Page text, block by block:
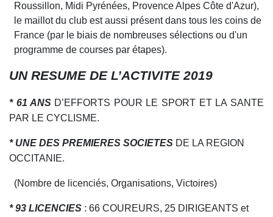
Roussillon, Midi Pyrénées, Provence Alpes Côte d'Azur),
le maillot du club est aussi présent dans tous les coins de
France (par le biais de nombreuses sélections ou d'un
programme de courses par étapes).
UN RESUME DE L’ACTIVITE 2019
* 61 ANS D’EFFORTS POUR LE SPORT ET LA SANTE
PAR LE CYCLISME.
* UNE DES PREMIERES SOCIETES DE LA REGION
OCCITANIE.
(Nombre de licenciés, Organisations, Victoires)
* 93 LICENCIES : 66 COUREURS, 25 DIRIGEANTS et